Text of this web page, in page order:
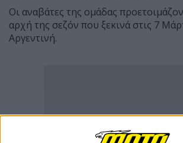
Οι αναβάτες της ομάδας
αρχή της σεζόν που ξεκινά στις 7
Αργεντινή.